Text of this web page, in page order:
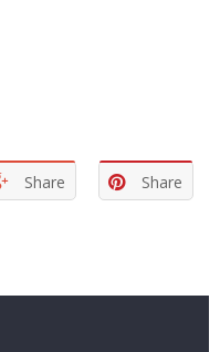
Share Share